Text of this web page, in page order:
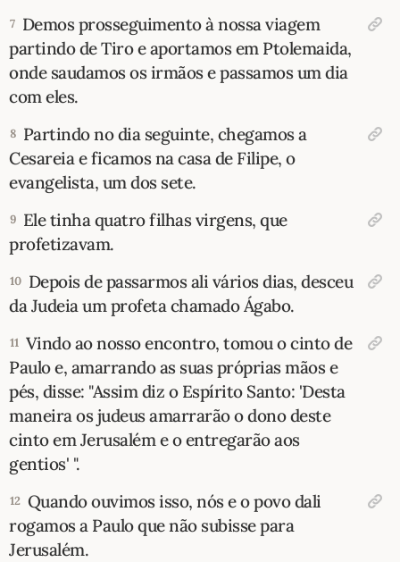
7 Demos prosseguimento à nossa viagem
partindo de Tiro e aportamos em Ptolemaida,
onde saudamos os irmãos e passamos um dia
com eles.
8 Partindo no dia seguinte, chegamos a
Cesareia e ficamos na casa de Filipe, o
evangelista, um dos sete.
9 Ele tinha quatro filhas virgens, que
profetizavam.
10 Depois de passarmos ali vários dias, desceu
da Judeia um profeta chamado Ágabo.
11 Vindo ao nosso encontro, tomou o cinto de
Paulo e, amarrando as suas próprias mãos e
pés, disse: "Assim diz o Espírito Santo: 'Desta
maneira os judeus amarrarão o dono deste
cinto em Jerusalém e o entregarão aos
gentios' ".
12 Quando ouvimos isso, nós e o povo dali
rogamos a Paulo que não subisse para
Jerusalém.